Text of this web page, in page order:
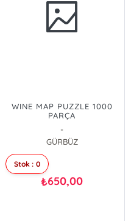
WINE MAP PUZZLE 1000
PARÇA
-
GÜRBÜZ
Stok : 0
₺650,00